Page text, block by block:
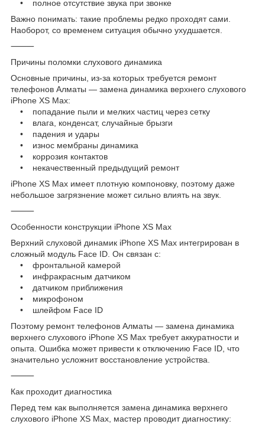
• полное отсутствие звука при звонке
Важно понимать: такие проблемы редко проходят сами.
Наоборот, со временем ситуация обычно ухудшается.
⸻
Причины поломки слухового динамика
Основные причины, из-за которых требуется ремонт
телефонов Алматы — замена динамика верхнего слухового
iPhone XS Max:
• попадание пыли и мелких частиц через сетку
• влага, конденсат, случайные брызги
• падения и удары
• износ мембраны динамика
• коррозия контактов
• некачественный предыдущий ремонт
iPhone XS Max имеет плотную компоновку, поэтому даже
небольшое загрязнение может сильно влиять на звук.
⸻
Особенности конструкции iPhone XS Max
Верхний слуховой динамик iPhone XS Max интегрирован в
сложный модуль Face ID. Он связан с:
• фронтальной камерой
• инфракрасным датчиком
• датчиком приближения
• микрофоном
• шлейфом Face ID
Поэтому ремонт телефонов Алматы — замена динамика
верхнего слухового iPhone XS Max требует аккуратности и
опыта. Ошибка может привести к отключению Face ID, что
значительно усложнит восстановление устройства.
⸻
Как проходит диагностика
Перед тем как выполняется замена динамика верхнего
слухового iPhone XS Max, мастер проводит диагностику: